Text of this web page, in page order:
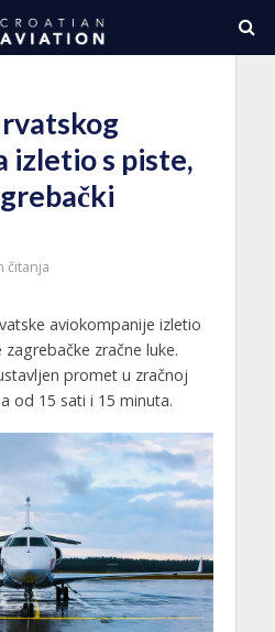
izletio s piste,
čitanja
aviokompanije izletio
zračne luke.
promet u zračnoj
od 15 sati i 15 minuta.